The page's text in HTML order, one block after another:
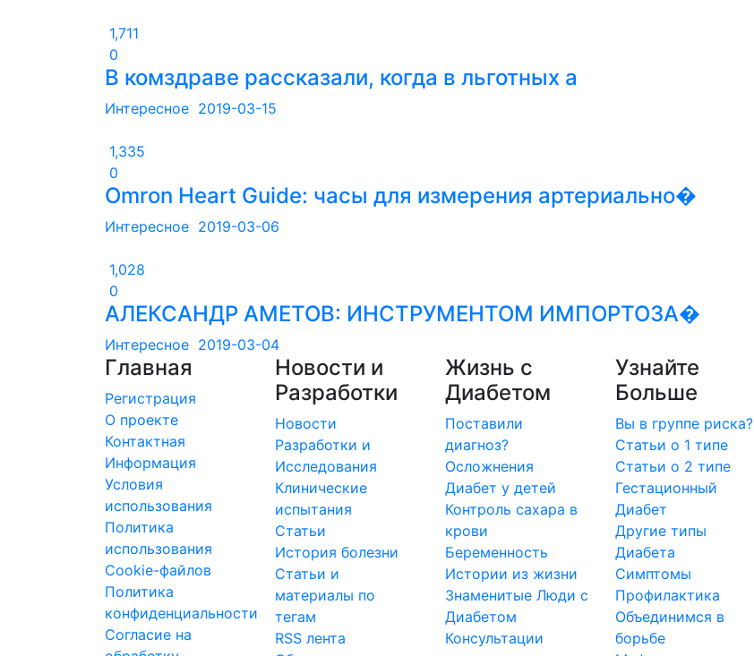
1,711
0
В комздраве рассказали, когда в льготных а
Интересное 2019-03-15
1,335
0
Omron Heart Guide: часы для измерения артериально�
Интересное 2019-03-06
1,028
0
АЛЕКСАНДР АМЕТОВ: ИНСТРУМЕНТОМ ИМПОРТОЗА�
Интересное 2019-03-04
Главная
Регистрация
О проекте
Контактная
Информация
Условия
использования
Политика
использования
Cookie-файлов
Политика
конфиденциальности
Согласие на
Новости и
Разработки
Новости
Разработки и
Исследования
Клинические
испытания
Статьи
История болезни
Статьи и
материалы по
тегам
RSS лента
Жизнь с
Диабетом
Поставили
диагноз?
Осложнения
Диабет у детей
Контроль сахара в
крови
Беременность
Истории из жизни
Знаменитые Люди с
Диабетом
Консультации
Узнайте
Больше
Вы в группе риска?
Статьи о 1 типе
Статьи о 2 типе
Гестационный
Диабет
Другие типы
Диабета
Симптомы
Профилактика
Объединимся в
борьбе